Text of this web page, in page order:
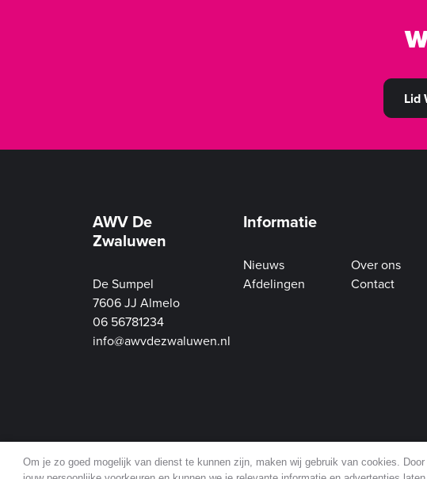
Om je zo goed mogelijk van dienst te kunnen zijn, maken wij gebruik van cookies.
Lid
AWV De
Zwaluwen
De Sumpel
7606 JJ Almelo
06 56781234
info@awvdezwaluwen.nl
Informatie
Nieuws
Afdelingen
Over ons
Contact